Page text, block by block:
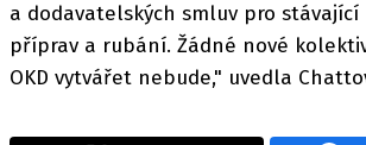
a dodavatelských smluv pro
příprav a rubání. Žádné nové
OKD vytvářet nebude," uvedla